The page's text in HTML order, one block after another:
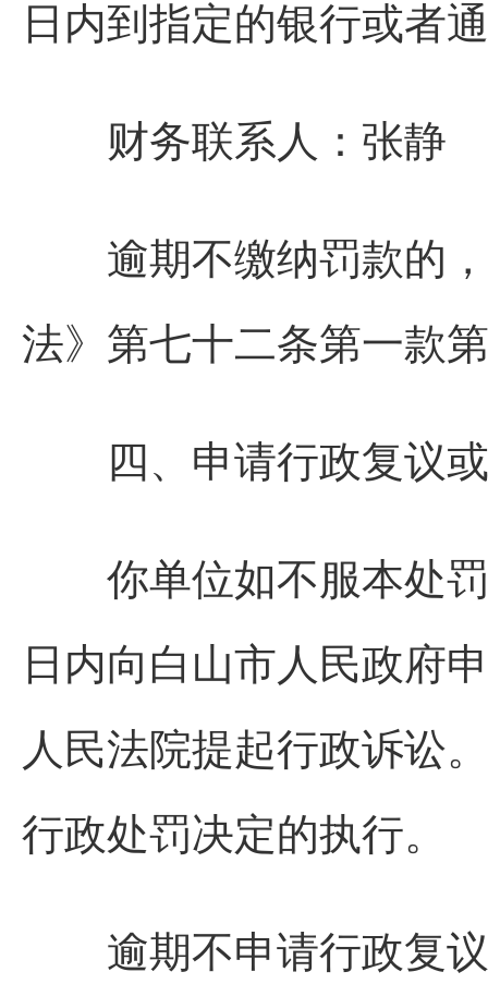
日内到指定的银行或者
财务联系人：张静
逾期不缴纳罚款的，
法》第七十二条第一款
四、申请行政复议或
你单位如不服本处罚
日内向白山市人民政府
人民法院提起行政诉讼
行政处罚决定的执行。
逾期不申请行政复议